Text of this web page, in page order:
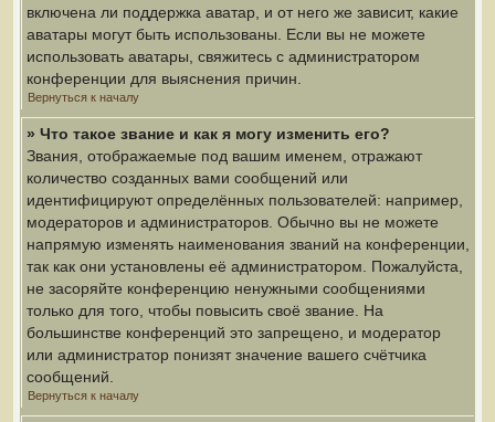
включена ли поддержка аватар, и от него же зависит, какие
аватары могут быть использованы. Если вы не можете
использовать аватары, свяжитесь с администратором
конференции для выяснения причин.
Вернуться к началу
» Что такое звание и как я могу изменить его?
Звания, отображаемые под вашим именем, отражают
количество созданных вами сообщений или
идентифицируют определённых пользователей: например,
модераторов и администраторов. Обычно вы не можете
напрямую изменять наименования званий на конференции,
так как они установлены её администратором. Пожалуйста,
не засоряйте конференцию ненужными сообщениями
только для того, чтобы повысить своё звание. На
большинстве конференций это запрещено, и модератор
или администратор понизят значение вашего счётчика
сообщений.
Вернуться к началу